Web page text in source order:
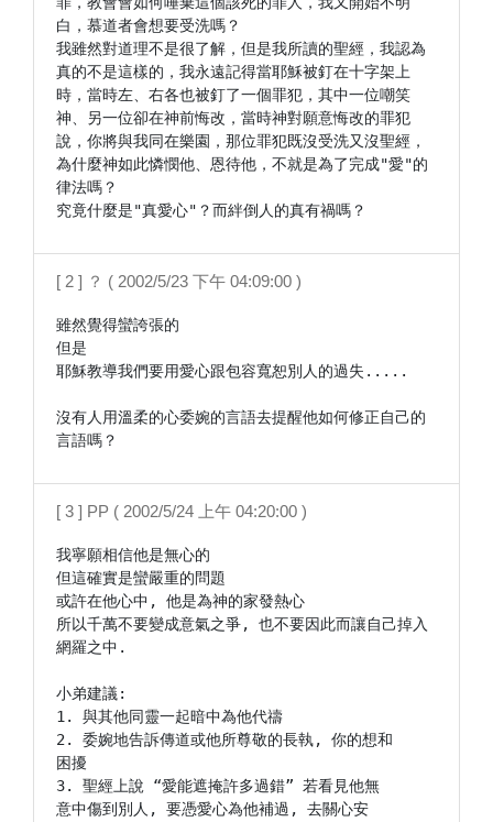
白，慕道者會想要受洗嗎？
我雖然對道理不是很了解，但是我所讀的聖經，我認為
真的不是這樣的，我永遠記得當耶穌被釘在十字架上
時，當時左、右各也被釘了一個罪犯，其中一位嘲笑
神、另一位卻在神前悔改，當時神對願意悔改的罪犯
說，你將與我同在樂園，那位罪犯既沒受洗又沒聖經，
為什麼神如此憐憫他、恩待他，不就是為了完成"愛"的
律法嗎？
究竟什麼是"真愛心"？而絆倒人的真有禍嗎？
[ 2 ] ？ ( 2002/5/23 下午 04:09:00 )
雖然覺得蠻誇張的
但是
耶穌教導我們要用愛心跟包容寬恕別人的過失.....
沒有人用溫柔的心委婉的言語去提醒他如何修正自己的
言語嗎？
[ 3 ] PP ( 2002/5/24 上午 04:20:00 )
我寧願相信他是無心的
但這確實是蠻嚴重的問題
或許在他心中, 他是為神的家發熱心
所以千萬不要變成意氣之爭, 也不要因此而讓自己掉入
網羅之中.
小弟建議:
1. 與其他同靈一起暗中為他代禱
2. 委婉地告訴傳道或他所尊敬的長執, 你的想和
困擾
3. 聖經上說 “愛能遮掩許多過錯” 若看見他無
意中傷到別人, 要憑愛心為他補過, 去關心安